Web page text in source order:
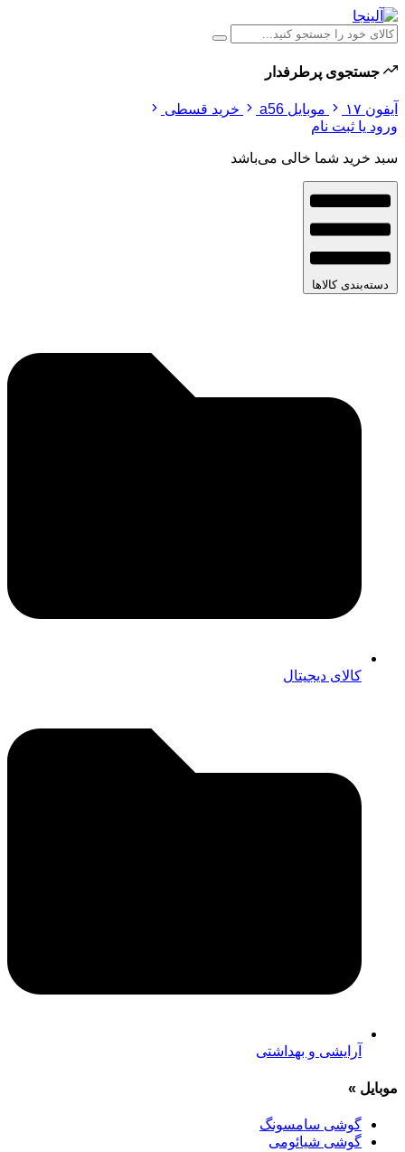
جستجوی پرطرفدار
آیفون ۱۷ موبایل a56
خرید قسطی
ورود یا ثبت نام
سبد خرید شما خالی می‌باشد
دسته‌بندی کالاها
کالای دیجیتال
آرایشی و بهداشتی
موبایل »
گوشی سامسونگ
گوشی شیائومی